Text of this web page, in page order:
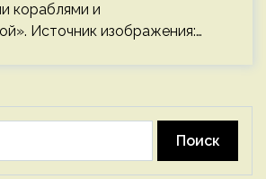
кораблями и
Источник изображения:…